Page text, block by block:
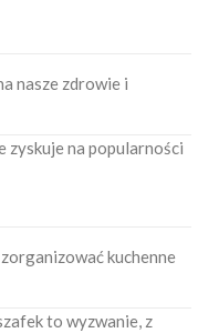
nasze zdrowie i
zyskuje na popularności
kuchenne
to wyzwanie, z